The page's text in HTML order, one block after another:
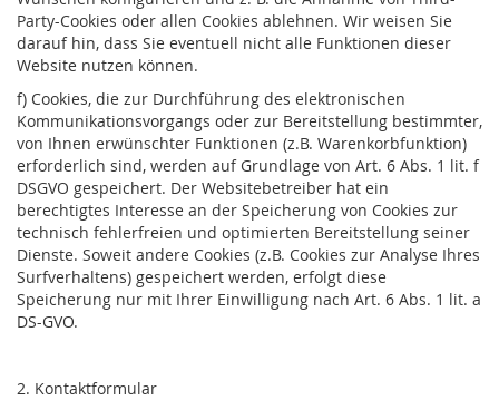
Party-Cookies oder allen Cookies ablehnen. Wir weisen Sie
darauf hin, dass Sie eventuell nicht alle Funktionen dieser
Website nutzen können.
f) Cookies, die zur Durchführung des elektronischen
Kommunikationsvorgangs oder zur Bereitstellung bestimmter,
von Ihnen erwünschter Funktionen (z.B. Warenkorbfunktion)
erforderlich sind, werden auf Grundlage von Art. 6 Abs. 1 lit. f
DSGVO gespeichert. Der Websitebetreiber hat ein
berechtigtes Interesse an der Speicherung von Cookies zur
technisch fehlerfreien und optimierten Bereitstellung seiner
Dienste. Soweit andere Cookies (z.B. Cookies zur Analyse Ihres
Surfverhaltens) gespeichert werden, erfolgt diese
Speicherung nur mit Ihrer Einwilligung nach Art. 6 Abs. 1 lit. a
DS-GVO.
2. Kontaktformular